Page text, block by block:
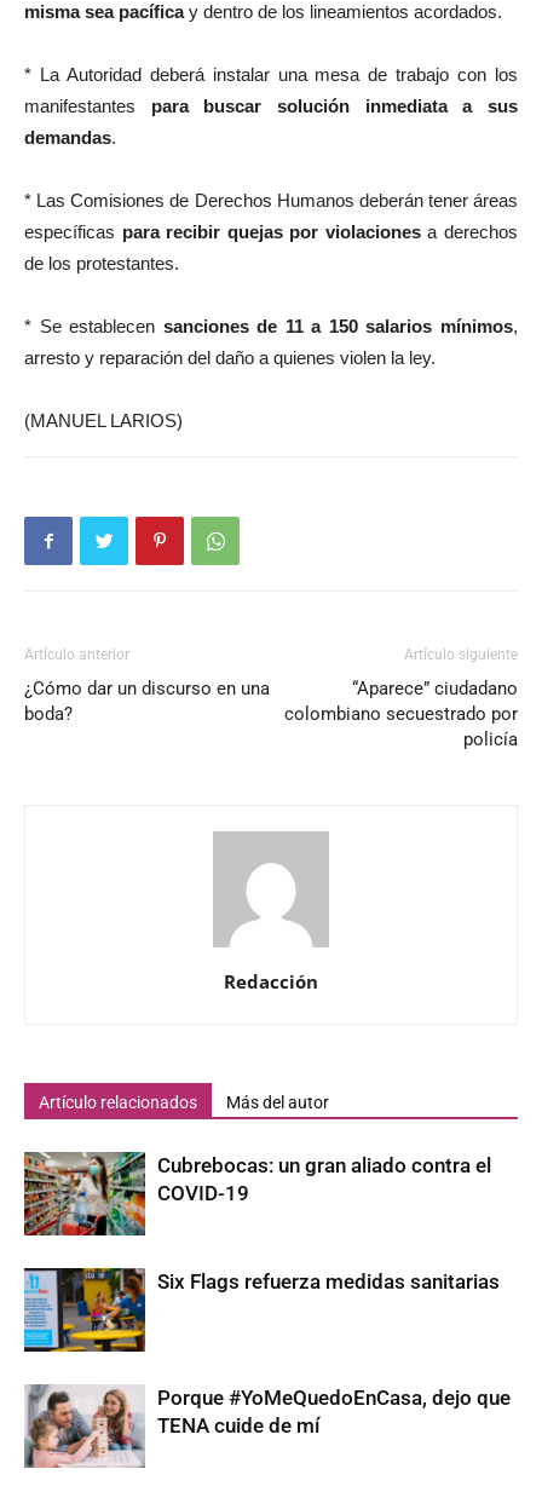
misma sea pacíficay dentro de los lineamientos acordados.
* La Autoridad deberá instalar una mesa de trabajo con los
manifestantes para buscar solución inmediata a sus
demandas.
* Las Comisiones de Derechos Humanos deberán tener áreas
específicas para recibir quejas por violacionesa derechos
de los protestantes.
* Se establecen sanciones de 11 a 150 salarios mínimos,
arresto y reparación del daño a quienes violen la ley.
(MANUEL LARIOS)
Artículo anterior
¿Cómo dar un discurso en una
boda?
Artículo siguiente
“Aparece” ciudadano
colombiano secuestrado por
policía
Redacción
Artículo relacionados Más del autor
Cubrebocas: un gran aliado contra el
COVID-19
Six Flags refuerza medidas sanitarias
Porque #YoMeQuedoEnCasa, dejo que
TENA cuide de mí